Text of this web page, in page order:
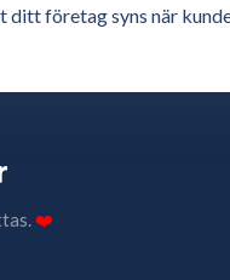
ditt företag syns när
❤️